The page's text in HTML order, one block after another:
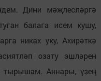
Дини мәҗлесләргә
балага исем кушу,
никах уку, Ахирәткә
озату эшләрен
тырышам. Аннары, үзең